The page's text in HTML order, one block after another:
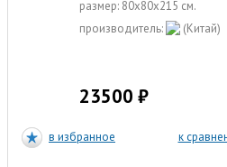
размер: 80x80x215 см.
производитель:
(Китай)
23500 ₽
в избранное к